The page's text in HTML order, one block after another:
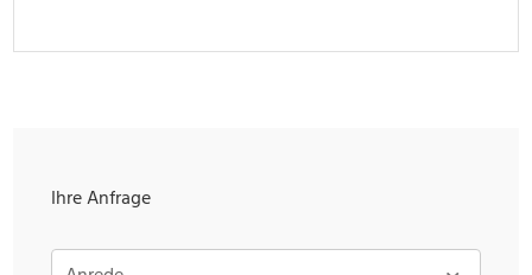
Ihre Anfrage